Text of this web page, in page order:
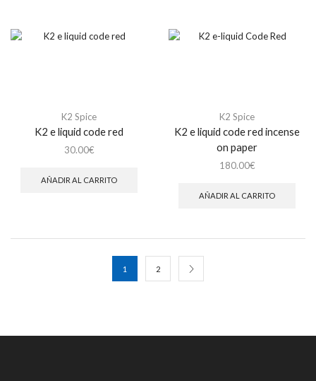
K2 Spice
K2 e liquid code red
30.00€
AÑADIR AL CARRITO
K2 Spice
K2 e liquid code red incense
on paper
180.00€
AÑADIR AL CARRITO
1 2